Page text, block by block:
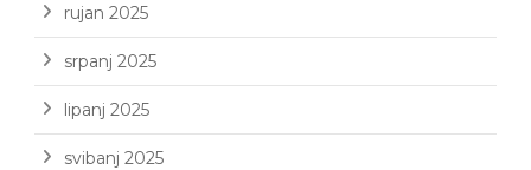
rujan 2025
srpanj 2025
lipanj 2025
svibanj 2025